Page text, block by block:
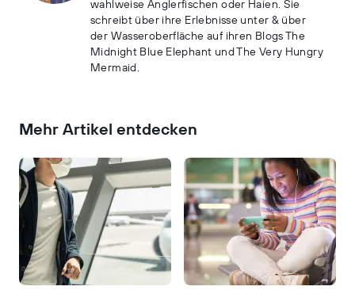
wahlweise Anglerfischen oder Haien. Sie
schreibt über ihre Erlebnisse unter & über
der Wasseroberfläche auf ihren Blogs The
Midnight Blue Elephant und The Very Hungry
Mermaid.
Mehr Artikel entdecken